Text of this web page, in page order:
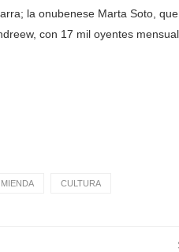
la onubenese Marta Soto,
con 17 mil oyentes
CULTURA